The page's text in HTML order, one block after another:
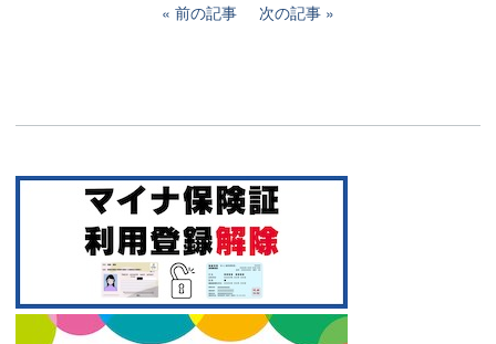
前の記事 次の記事